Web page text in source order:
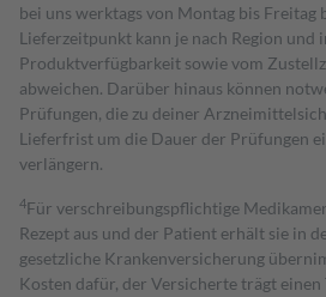
bei uns werktags von Montag bis Freitag
Lieferzeitpunkt kann je nach Region und
Produktverfügbarkeit sowie vom
abweichen. Darüber hinaus können
Prüfungen, die zu deiner
Lieferfrist um die Dauer der Prüfungen
verlängern.
4Für verschreibungspflichtige
Rezept aus und der Patient erhält sie in
gesetzliche Krankenversicherung
Kosten dafür, der Versicherte trägt einen